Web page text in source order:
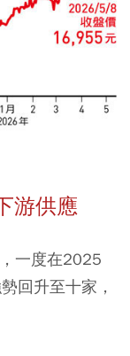
游供應
一度在2025
回升至十家，